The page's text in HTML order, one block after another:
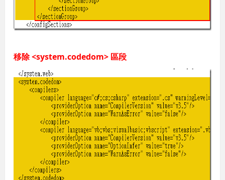
移除 <system.codedom> 區段